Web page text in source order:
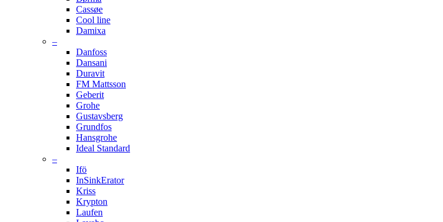
Cassøe
Cool line
Damixa
–
Danfoss
Dansani
Duravit
FM Mattsson
Geberit
Grohe
Gustavsberg
Grundfos
Hansgrohe
Ideal Standard
–
Ifö
InSinkErator
Kriss
Krypton
Laufen